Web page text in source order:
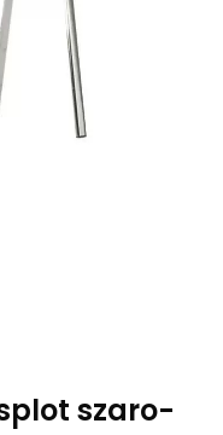
szaro-